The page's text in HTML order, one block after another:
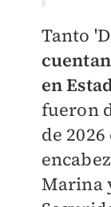
Tanto
cuentan
en
fueron
de
Marina